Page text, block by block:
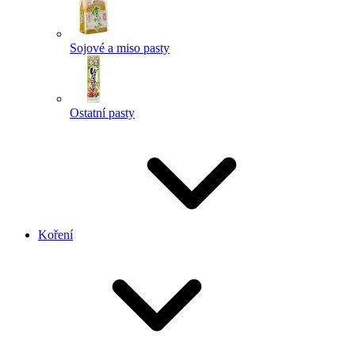
Sojové a miso pasty
Ostatní pasty
Koření